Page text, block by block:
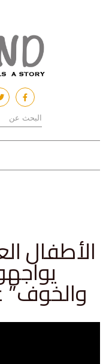
الأطفال
والخوف”